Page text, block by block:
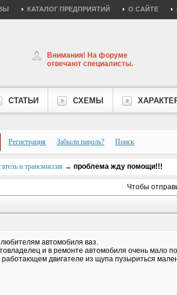
КАТАЛОГ ПРЕДПРИЯТИЙ О САЙТЕ
Внимания! На форуме
отвечают специалисты.
СТАТЬИ СХЕМЫ
Регистрация Забыли пароль? Поиск
и трансмиссия → проблема жду помощи!!!
Чтобы
автомобиля ваз.
и в ремонте автомобиля очень мало
двигателе из щупа пузыриться